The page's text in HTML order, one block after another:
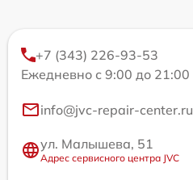
+7 (343) 226-93-53
Ежедневно с 9:00 до 21:00
info@jvc-repair-center.ru
ул. Малышева, 51
Адрес сервисного центра JVC